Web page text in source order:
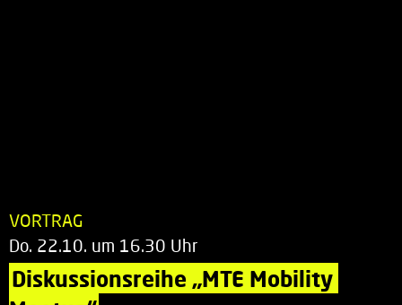
VORTRAG
Do. 22.10. um 16.30 Uhr
Diskussionsreihe „MTE Mobility